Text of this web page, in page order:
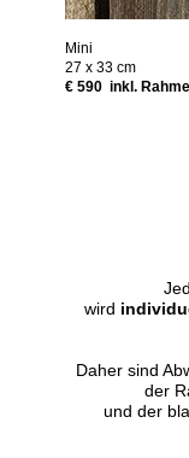
Mini
27 x 33 cm
€ 590 inkl.
wird
Daher sind
der
und der